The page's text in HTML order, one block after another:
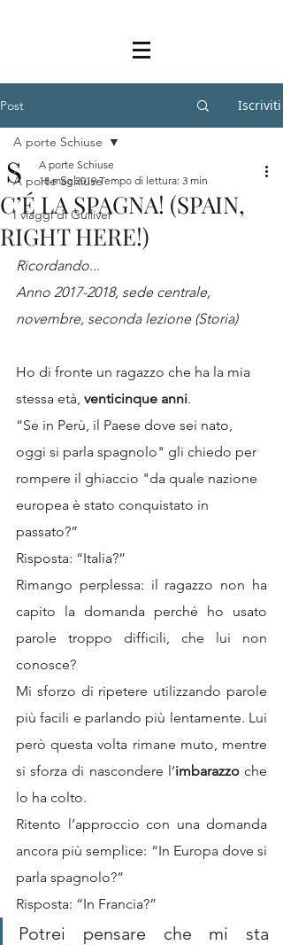
Post Iscriviti
A porte Schiuse
I viaggi di Gulliver
A porte Schiuse
C’É LA SPAGNA! (SPAIN,
RIGHT HERE!)
A porte Schiuse
18 mag 2019 Tempo di lettura: 3 min
Ricordando...
Anno 2017-2018, sede centrale,
novembre, seconda lezione (Storia)
Ho di fronte un ragazzo che ha la mia
stessa età, venticinque anni.
“Se in Perù, il Paese dove sei nato,
oggi si parla spagnolo" gli chiedo per
rompere il ghiaccio "da quale nazione
europea è stato conquistato in
passato?”
Risposta: “Italia?”
Rimango perplessa: il ragazzo non ha
capito la domanda perché ho usato
parole troppo difficili, che lui non
conosce?
Mi sforzo di ripetere utilizzando parole
più facili e parlando più lentamente. Lui
però questa volta rimane muto, mentre
si sforza di nascondere l’imbarazzo che
lo ha colto.
Ritento l’approccio con una domanda
ancora più semplice: “In Europa dove si
parla spagnolo?”
Risposta: “In Francia?”
Potrei pensare che mi sta